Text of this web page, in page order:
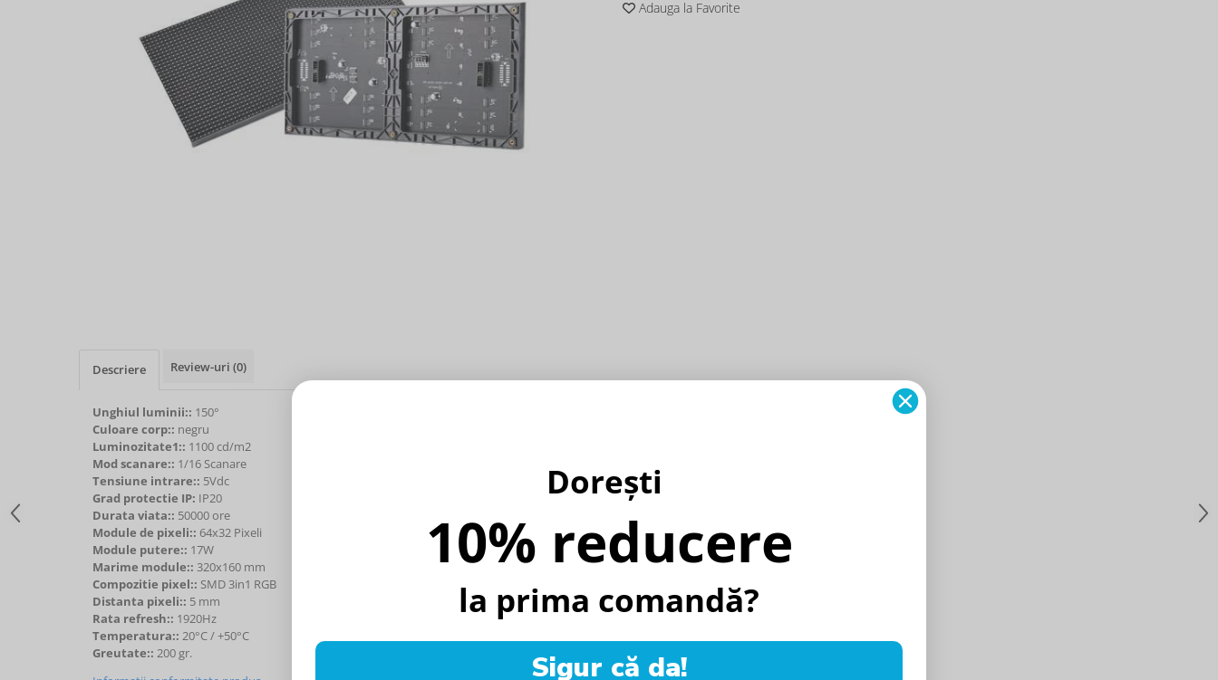
Adauga la Favorite
Descriere Review-uri (0)
Unghiul luminii:: 150°
Culoare corp:: negru
Luminozitate1:: 1100 cd/m2
Mod scanare:: 1/16 Scanare
Tensiune intrare:: 5Vdc
Grad protectie IP: IP20
Durata viata:: 50000 ore
Module de pixeli:: 64x32 Pixeli
Module putere:: 17W
Marime module:: 320x160 mm
Compozitie pixel:: SMD 3in1 RGB
Distanta pixeli:: 5 mm
Rata refresh:: 1920Hz
Temperatura:: 20°C / +50°C
Greutate:: 200 gr.
Dorești
10% reducere
la prima comandă?
Sigur că da!